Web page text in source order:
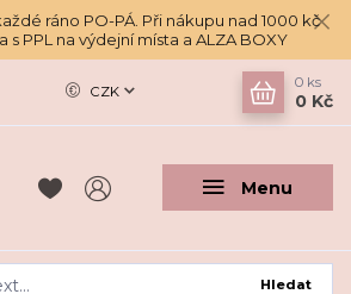
ráno PO-PÁ. Při nákupu nad 1000 kč
s PPL na výdejní místa a ALZA BOXY
Menu
CZK
Hledat
0 ks
0 Kč